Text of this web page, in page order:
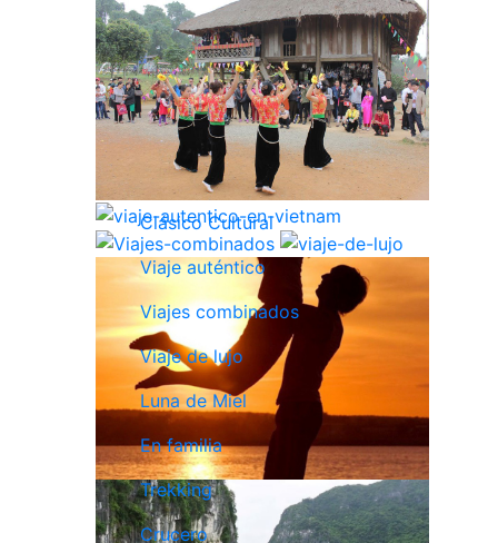
Clásico Cultural
Viaje auténtico
Viajes combinados
Viaje de lujo
Luna de Miel
En familia
Trekking
Crucero